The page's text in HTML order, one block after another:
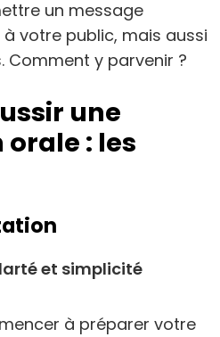
un message
votre public, mais aussi
Comment y parvenir ?
une
: les
et simplicité
à préparer votre